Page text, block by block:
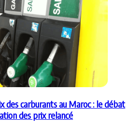
des carburants au Maroc : le débat
des prix relancé